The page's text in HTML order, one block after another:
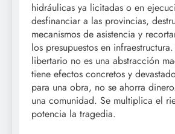
hidráulicas ya licitadas o en
desfinanciar a las provincias,
mecanismos de asistencia y
los presupuestos en
libertario no es una abstracción
tiene efectos concretos y
para una obra, no se ahorra
una comunidad. Se multiplica el
potencia la tragedia.